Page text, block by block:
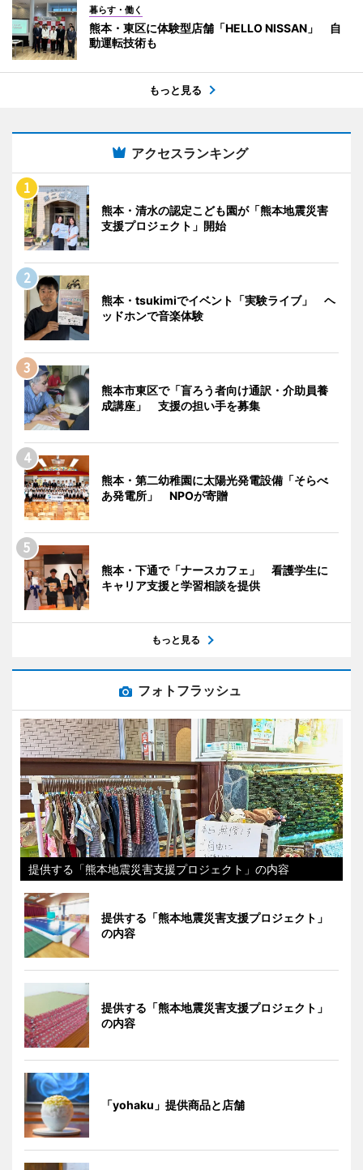
暮らす・働く
熊本・東区に体験型店舗「HELLO NISSAN」 自
動運転技術も
もっと見る
アクセスランキング
熊本・清水の認定こども園が「熊本地震災害
支援プロジェクト」開始
熊本・tsukimiでイベント「実験ライブ」 ヘ
ッドホンで音楽体験
熊本市東区で「盲ろう者向け通訳・介助員養
成講座」 支援の担い手を募集
熊本・第二幼稚園に太陽光発電設備「そらべ
あ発電所」 NPOが寄贈
熊本・下通で「ナースカフェ」 看護学生に
キャリア支援と学習相談を提供
もっと見る
フォトフラッシュ
提供する「熊本地震災害支援プロジェクト」の内容
提供する「熊本地震災害支援プロジェクト」
の内容
提供する「熊本地震災害支援プロジェクト」
の内容
「yohaku」提供商品と店舗